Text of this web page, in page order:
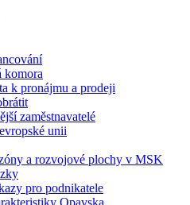
komora
k pronájmu a prodeji
zaměstnavatelé
unii
a rozvojové plochy v MSK
pro podnikatele